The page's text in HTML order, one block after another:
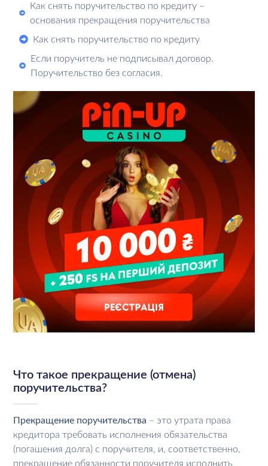
Как снять поручительство по кредиту –
основания прекращения поручительства
Как снять поручительство по кредиту
Если поручитель не подписывал договор.
Поручительство без согласия.
Что такое прекращение (отмена)
поручительства?
Прекращение поручительства – это утрата права
кредитора требовать исполнения обязательства
(погашения долга) с поручителя, и, соответственно,
прекращение обязанности поручителя исполнить